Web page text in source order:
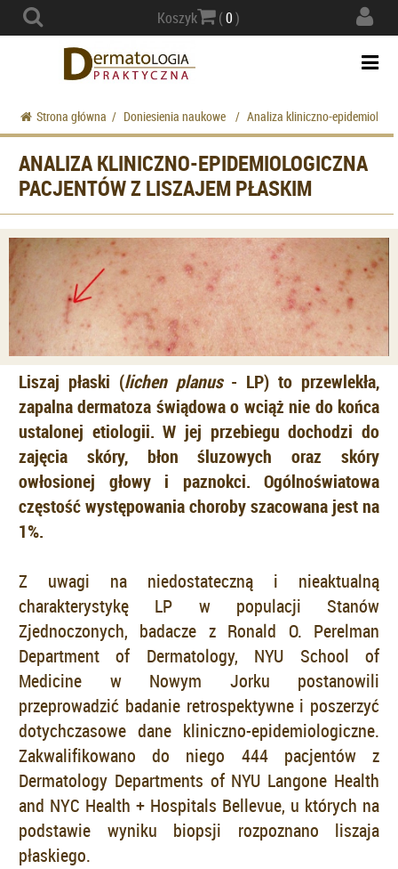
Koszyk (0)
Strona główna / Doniesienia naukowe / Analiza kliniczno-
ANALIZA KLINICZNO-EPIDEMIOLOGICZNA
PACJENTÓW Z LISZAJEM PŁASKIM
Liszaj płaski (lichen planus - LP) to przewlekła,
zapalna dermatoza świądowa o wciąż nie do końca
ustalonej etiologii. W jej przebiegu dochodzi do
zajęcia skóry, błon śluzowych oraz skóry
owłosionej głowy i paznokci. Ogólnoświatowa
częstość występowania choroby szacowana jest na
1%.
Z uwagi na niedostateczną i nieaktualną
charakterystykę LP w populacji Stanów
Zjednoczonych, badacze z Ronald O. Perelman
Department of Dermatology, NYU School of
Medicine w Nowym Jorku postanowili
przeprowadzić badanie retrospektywne i poszerzyć
dotychczasowe dane kliniczno-epidemiologiczne.
Zakwalifikowano do niego 444 pacjentów z
Dermatology Departments of NYU Langone Health
and NYC Health + Hospitals Bellevue, u których na
podstawie wyniku biopsji rozpoznano liszaja
płaskiego.